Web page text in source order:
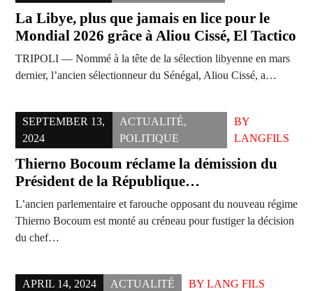
La Libye, plus que jamais en lice pour le
Mondial 2026 grâce à Aliou Cissé, El Tactico
TRIPOLI — Nommé à la tête de la sélection libyenne en mars
dernier, l’ancien sélectionneur du Sénégal, Aliou Cissé, a…
SEPTEMBER 13,
2024
ACTUALITÉ,
POLITIQUE
BY
LANGFILS
Thierno Bocoum réclame la démission du
Président de la République…
L’ancien parlementaire et farouche opposant du nouveau régime
Thierno Bocoum est monté au créneau pour fustiger la décision
du chef…
APRIL 14, 2024 ACTUALITÉ BY LANG FILS